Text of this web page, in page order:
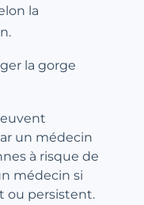
la
la gorge
un médecin
à risque de
médecin si
ou persistent.